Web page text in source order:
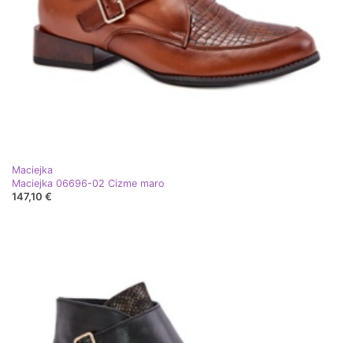
Maciejka
Maciejka 06696-02 Cizme maro
147,10 €